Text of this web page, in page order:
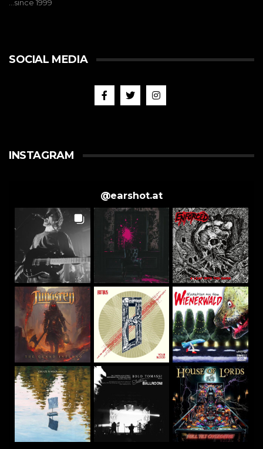
…since 1999
SOCIAL MEDIA
INSTAGRAM
@earshot.at